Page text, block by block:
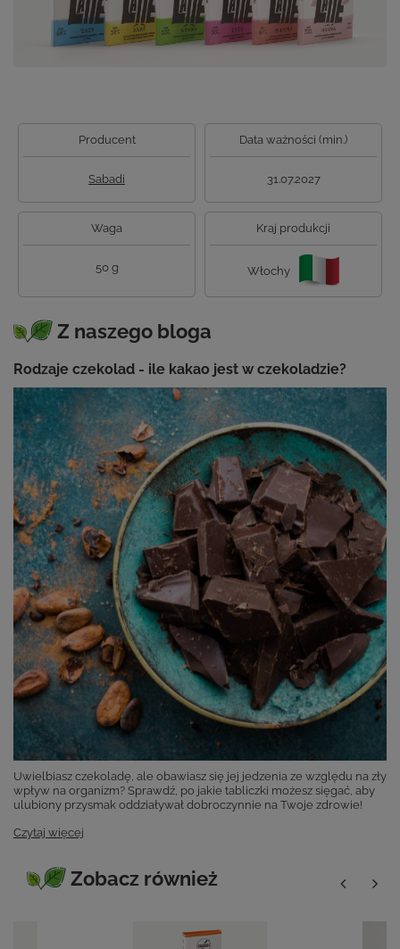
Producent
Sabadi
Data ważności (min.)
31.07.2027
Waga
50 g
Kraj produkcji
Włochy
Z naszego bloga
Rodzaje czekolad - ile kakao jest w czekoladzie?
Uwielbiasz czekoladę, ale obawiasz się jej jedzenia ze względu na zły
wpływ na organizm? Sprawdź, po jakie tabliczki możesz sięgać, aby
ulubiony przysmak oddziaływał dobroczynnie na Twoje zdrowie!
Czytaj więcej
Zobacz również